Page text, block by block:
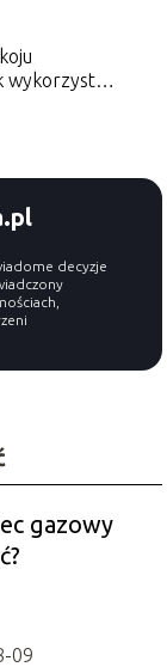
wykorzystać
decyzje
gazowy
09